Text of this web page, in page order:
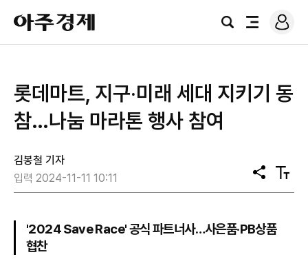
아
주
경
검
전
로
그
롯데마트, 지구‧미래 세대 지키기 동
참…나눔 마라톤 행사 참여
김봉철 기자
입력 2024-11-11 10:11
공
유
텍
스
'2024 Save Race' 공식 파트너사…사은품‧PB상품
협찬